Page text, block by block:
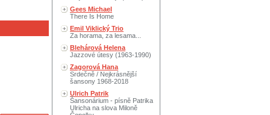
Gees Michael
There Is Home
Emil Viklický Trio
Za horama, za lesama...
Blehárová Helena
Jazzové útesy (1963-1990)
Zagorová Hana
Srdečně / Nejkrásnější
šansony 1968-2018
Ulrich Patrik
Šansonárium - písně Patrika
Ulricha na slova Miloně